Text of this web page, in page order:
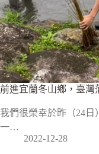
前進宜蘭冬山鄉，臺灣
我們很榮幸於昨（24日
一…
2022-12-28